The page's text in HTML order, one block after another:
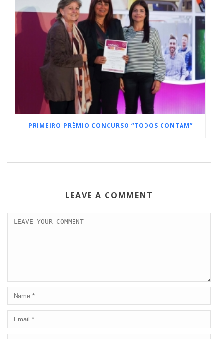
PRIMEIRO PRÉMIO CONCURSO “TODOS CONTAM”
LEAVE A COMMENT